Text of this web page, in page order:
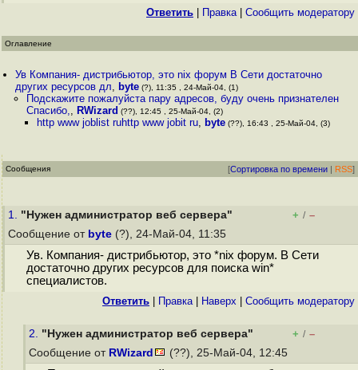
Ответить Правка| Cообщить модератору
Оглавление
Ув Компания- дистрибьютор, это nix форум В Сети достаточно
других ресурсов дл, byte (?), 11:35 , 24-Май-04, (1)
Подскажите пожалуйста пару адресов, буду очень признателен
Спасибо,, RWizard (??), 12:45 , 25-Май-04, (2)
http www joblist ruhttp www jobit ru, byte(??), 16:43 , 25-Май-04, (3)
Сообщения [Сортировка по времени | RSS]
1. "Нужен администратор веб сервера" + / –
Сообщение от byte (?), 24-Май-04, 11:35
Ув. Компания- дистрибьютор, это *nix форум. В Сети
достаточно других ресурсов для поиска win*
специалистов.
Ответить Правка| Наверх Cообщить модератору
2. "Нужен администратор веб сервера" + / –
Сообщение от RWizard (??), 25-Май-04, 12:45